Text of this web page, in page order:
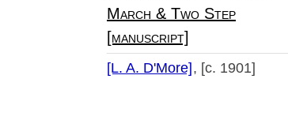
March & Two Step
[manuscript]
[L. A. D'More] [c. 1901]